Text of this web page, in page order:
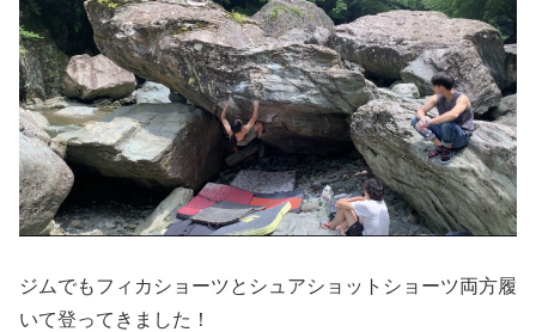
ジムでもフィカショーツとシュアショットショーツ両方履
いて登ってきました！